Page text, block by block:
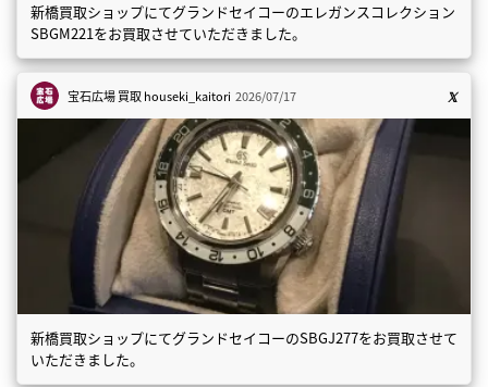
新橋買取ショップにてグランドセイコーのエレガンスコレクション
SBGM221をお買取させていただきました。
宝石広場 買取houseki_kaitori 2026/07/17
新橋買取ショップにてグランドセイコーのSBGJ277をお買取させて
いただきました。